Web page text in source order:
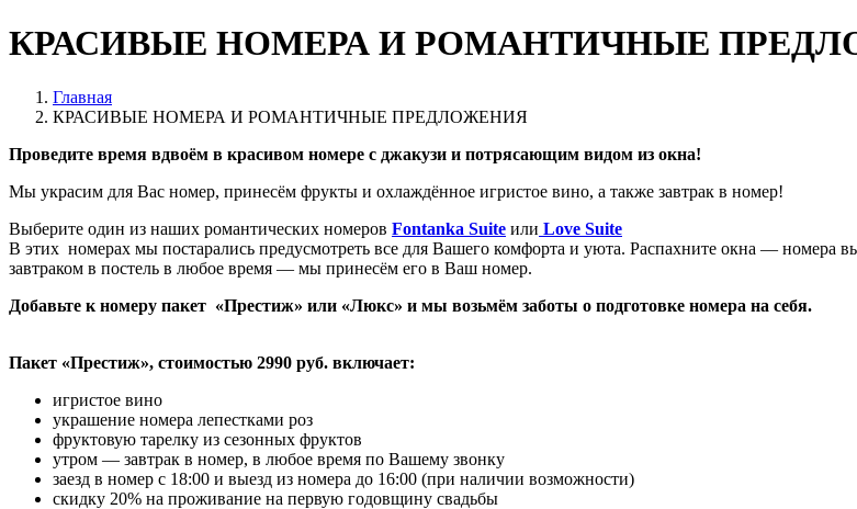
КРАСИВЫЕ НОМЕРА И РОМАНТИЧНЫЕ
Главная
КРАСИВЫЕ НОМЕРА И РОМАНТИЧНЫЕ ПРЕДЛОЖЕНИЯ
Проведите время вдвоём в красивом номере с джакузи и потрясающим видом из окна!
Мы украсим для Вас номер, принесём фрукты и охлаждённое игристое вино, а также завтрак в номер!
Выберите один из наших романтических номеров Fontanka Suite или Love Suite
В этих номерах мы постарались предусмотреть все для Вашего комфорта и уюта. Распахните окна — номера
завтраком в постель в любое время — мы принесём его в Ваш номер.
Добавьте к номеру пакет «Престиж» или «Люкс» и мы возьмём заботы о подготовке номера на себя.
Пакет «Престиж», стоимостью 2990 руб. включает:
игристое вино
украшение номера лепестками роз
фруктовую тарелку из сезонных фруктов
утром — завтрак в номер, в любое время по Вашему звонку
заезд в номер с 18:00 и выезд из номера до 16:00 (при наличии возможности)
скидку 20% на проживание на первую годовщину свадьбы